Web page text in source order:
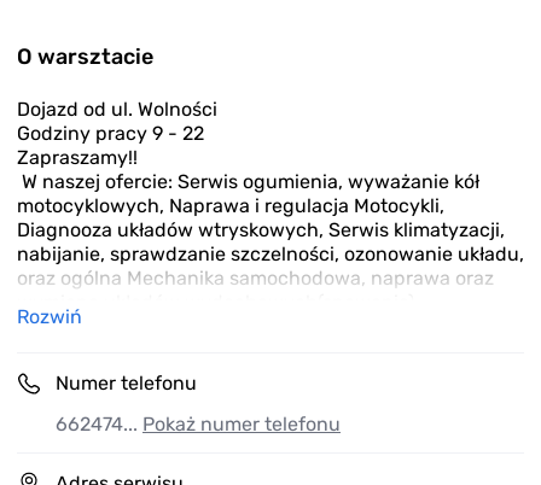
O warsztacie
Dojazd od ul. Wolności
Godziny pracy 9 - 22
Zapraszamy!!
W naszej ofercie: Serwis ogumienia, wyważanie kół
motocyklowych, Naprawa i regulacja Motocykli,
Diagnooza układów wtryskowych, Serwis klimatyzacji,
nabijanie, sprawdzanie szczelności, ozonowanie układu,
oraz ogólna Mechanika samochodowa, naprawa oraz
kompleksowa geometria.
Rozwiń
Numer telefonu
662474... Pokaż numer telefonu